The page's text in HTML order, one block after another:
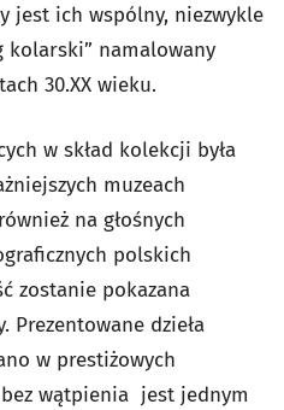
jest ich wspólny, niezwykle
kolarski” namalowany
30.XX wieku.
w skład kolekcji była
muzeach
na głośnych
polskich
zostanie pokazana
Prezentowane dzieła
w prestiżowych
wątpienia jest jednym